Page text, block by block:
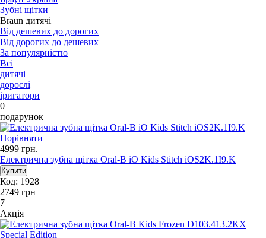
Зубні щітки
Braun дитячі
Від дешевих до дорогих
Від дорогих до дешевих
За популярністю
Всі
дитячі
дорослі
іригатори
0
подарунок
Порівняти
4999 грн.
Електрична зубна щітка Oral-B iO Kids Stitch iOS2K.1I9.K
Код: 1928
2749 грн
7
Акція